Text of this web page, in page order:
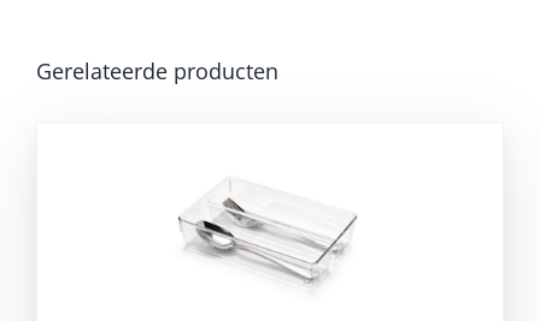
Gerelateerde producten